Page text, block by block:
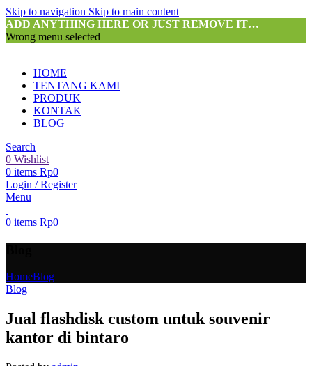
Skip to navigation Skip to main content
ADD ANYTHING HERE OR JUST REMOVE IT…
Wrong menu selected
HOME
TENTANG KAMI
PRODUK
KONTAK
BLOG
Search
0 Wishlist
0 items Rp0
Login / Register
Menu
0 items Rp0
HomeBlog
Blog
Jual flashdisk custom untuk souvenir
kantor di bintaro